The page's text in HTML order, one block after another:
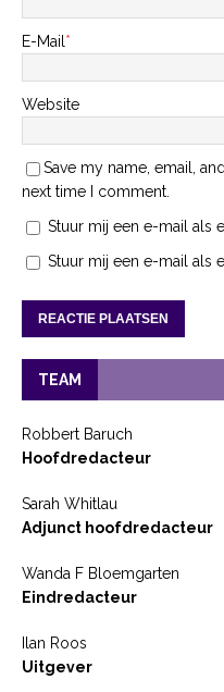
E-Mail *
Website
Save my name, email,
next time I comment.
Stuur mij een e-mail als
Stuur mij een e-mail als
TEAM
Robbert Baruch
Hoofdredacteur
Sarah Whitlau
Adjunct hoofdredacteur
Wanda F Bloemgarten
Eindredacteur
Ilan Roos
Uitgever